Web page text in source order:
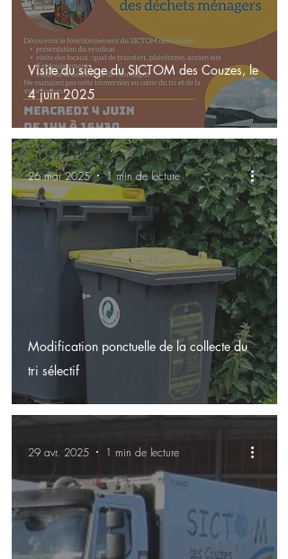
Visite du siège du SICTOM des Couzes, le
4 juin 2025
Modification ponctuelle de la collecte du
tri sélectif
26 mai 2025 1 min de lecture
29 avr. 2025 1 min de lecture